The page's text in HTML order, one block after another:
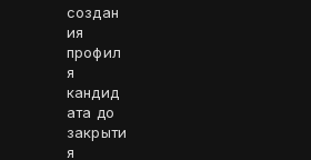
создан
ия
профил
я
кандид
ата до
закрыти
я